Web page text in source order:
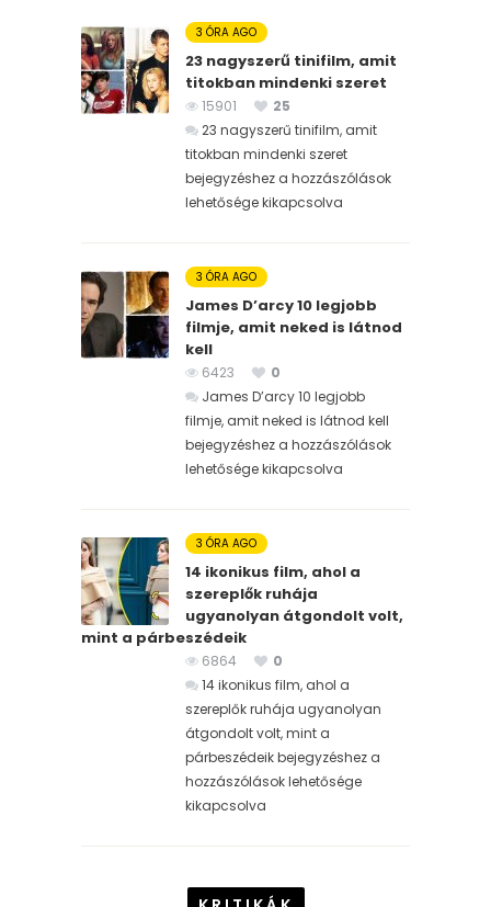
3 ÓRA AGO
23 nagyszerű tinifilm, amit
titokban mindenki szeret
15901
25
23 nagyszerű tinifilm, amit
titokban mindenki szeret
bejegyzéshez a hozzászólások
lehetősége kikapcsolva
3 ÓRA AGO
James D’arcy 10 legjobb
filmje, amit neked is látnod
kell
6423
0
James D’arcy 10 legjobb
filmje, amit neked is látnod kell
bejegyzéshez a hozzászólások
lehetősége kikapcsolva
3 ÓRA AGO
14 ikonikus film, ahol a
szereplők ruhája
ugyanolyan átgondolt volt,
mint a párbeszédeik
6864
0
14 ikonikus film, ahol a
szereplők ruhája ugyanolyan
átgondolt volt, mint a
párbeszédeik bejegyzéshez a
hozzászólások lehetősége
kikapcsolva